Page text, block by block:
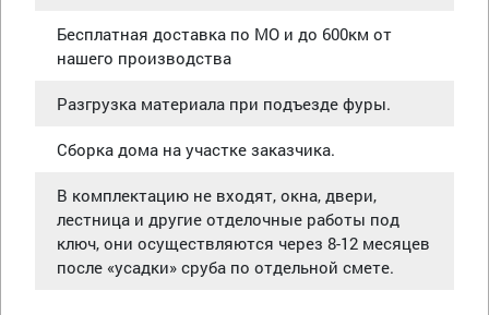
Бесплатная доставка по МО и до 600км от
нашего производства
Разгрузка материала при подъезде фуры.
Сборка дома на участке заказчика.
В комплектацию не входят, окна, двери,
лестница и другие отделочные работы под
ключ, они осуществляются через 8-12 месяцев
после «усадки» сруба по отдельной смете.